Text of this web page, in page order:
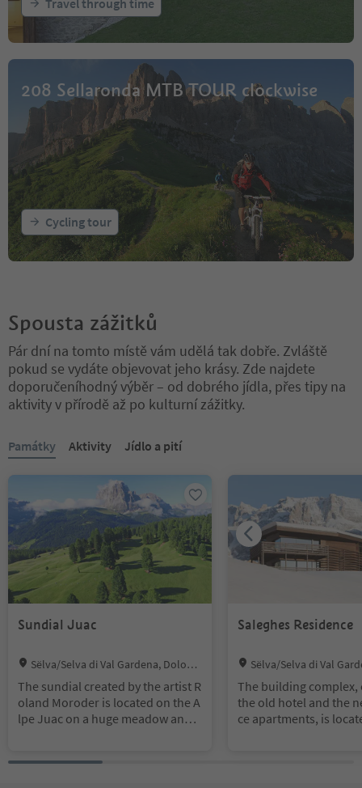
208 Sellaronda MTB TOUR clockwise
Cycling tour
Spousta zážitků
Pár dní na tomto místě vám udělá tak dobře. Zvláště
pokud se vydáte objevovat jeho krásy. Zde najdete
doporučeníhodný výběr – od dobrého jídla, přes tipy na
aktivity v přírodě až po kulturní zážitky.
Nacházíte se na tabulkovém posuvníku. Vyberte kartu pro
Památky Aktivity Jídlo a pití
Sundial Juac
Location:
Sëlva/Selva di Val Gardena, Dolomi
The sundial created by the artist R
oland Moroder is located on the A
lpe Juac on a huge meadow and c
s the sundial about the cozy walk
Saleghes Residence
Location:
Sëlva/Selva di Val
The building
the old hotel and the
ce apartments, is